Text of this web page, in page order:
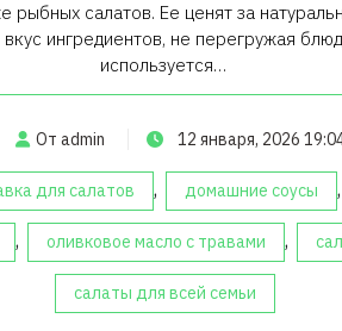
рыбных салатов. Ее ценят за
ингредиентов, не перегружая
используется…
От admin 12 января, 2026
для салатов , домашние соусы ,
, оливковое масло с травами ,
салаты для всей семьи